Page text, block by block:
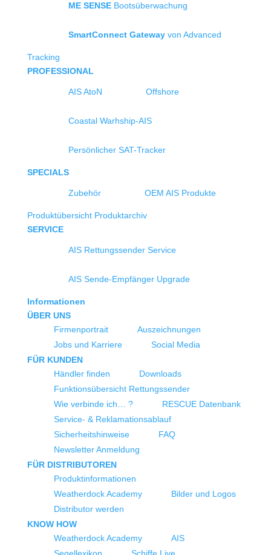
ME SENSEBootsüberwachung
SmartConnect Gatewayvon Advanced
Tracking
PROFESSIONAL
AIS AtoN Offshore
Coastal Warhship-AIS
Persönlicher SAT-Tracker
SPECIALS
Zubehör OEM AIS Produkte
Produktübersicht Produktarchiv
SERVICE
AIS Rettungssender Service
AIS Sende-Empfänger Upgrade
Informationen
ÜBER UNS
Firmenportrait
Auszeichnungen
Jobs und Karriere
Social Media
FÜR KUNDEN
Händler finden
Downloads
Funktionsübersicht Rettungssender
Wie verbinde ich… ?
RESCUE Datenbank
Service- & Reklamationsablauf
Sicherheitshinweise
FAQ
Newsletter Anmeldung
FÜR DISTRIBUTOREN
Produktinformationen
Weatherdock Academy
Bilder und Logos
Distributor werden
KNOW HOW
Weatherdock Academy
AIS
Segellexikon
Schiffe Live